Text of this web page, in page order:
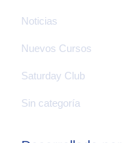
Noticias
Nuevos Cursos
Saturday Club
Sin categoría